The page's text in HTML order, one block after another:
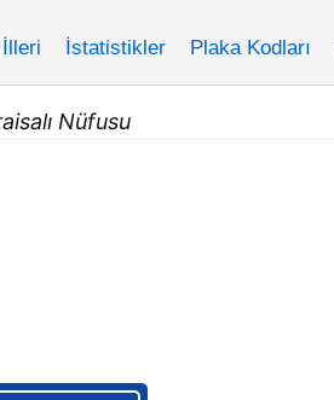
İstatistikler Plaka Kodları
Nüfusu